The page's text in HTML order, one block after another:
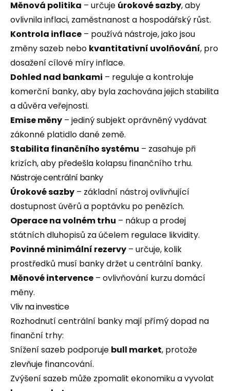
Měnová politika – určuje úrokové sazby, aby
ovlivnila inflaci, zaměstnanost a hospodářský růst.
Kontrola inflace – používá nástroje, jako jsou
změny sazeb nebo kvantitativní uvolňování, pro
dosažení cílové míry inflace.
Dohled nad bankami – reguluje a kontroluje
komerční banky, aby byla zachována jejich stabilita
a důvěra veřejnosti.
Emise měny – jediný subjekt oprávněný vydávat
zákonné platidlo dané země.
Stabilita finančního systému – zasahuje při
krizích, aby předešla kolapsu finančního trhu.
Nástroje centrální banky
Úrokové sazby – základní nástroj ovlivňující
dostupnost úvěrů a poptávku po penězích.
Operace na volném trhu – nákup a prodej
státních dluhopisů za účelem regulace likvidity.
Povinné minimální rezervy – určuje, kolik
prostředků musí banky držet u centrální banky.
Měnové intervence – ovlivňování kurzu domácí
měny.
Vliv na investice
Rozhodnutí centrální banky mají přímý dopad na
finanční trhy:
Snížení sazeb podporuje bull market, protože
zlevňuje financování.
Zvýšení sazeb může zpomalit ekonomiku a vyvolat